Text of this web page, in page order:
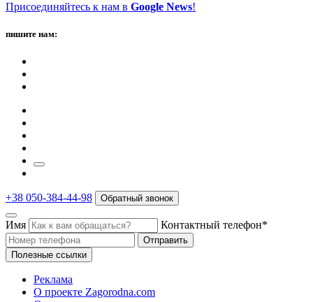
Присоединяйтесь к нам в Google News!
пишите нам:
+38 050-384-44-98 Обратный звонок
Имя Контактный телефон*
Отправить
Полезные ссылки
Реклама
О проекте Zagorodna.com